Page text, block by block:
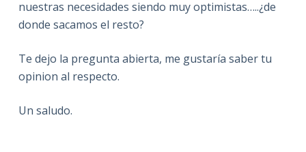
nuestras necesidades siendo muy optimistas…..¿de
donde sacamos el resto?
Te dejo la pregunta abierta, me gustaría saber tu
opinion al respecto.
Un saludo.